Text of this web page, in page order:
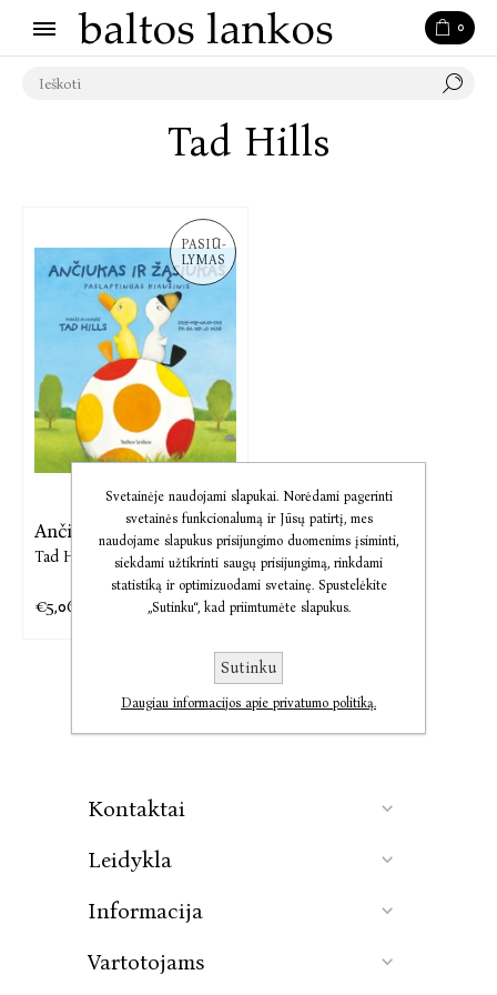
0
Tad Hills
PASIŪ-
LYMAS
Ančiukas ir Žąsiukas. ...
Tad Hills
€5,06
Kontaktai
Leidykla
Informacija
Vartotojams
Svetainėje naudojami slapukai. Norėdami pagerinti
svetainės funkcionalumą ir Jūsų patirtį, mes
naudojame slapukus prisijungimo duomenims įsiminti,
siekdami užtikrinti saugų prisijungimą, rinkdami
statistiką ir optimizuodami svetainę. Spustelėkite
„Sutinku“, kad priimtumėte slapukus.
Sutinku
Daugiau informacijos apie privatumo politiką.